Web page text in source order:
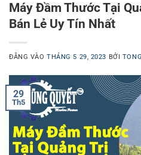
Máy Đầm Thước Tại
Bán Lẻ Uy Tín Nhất
ĐĂNG VÀOTHÁNG 5 29, 2023 BỞI
29
Th5